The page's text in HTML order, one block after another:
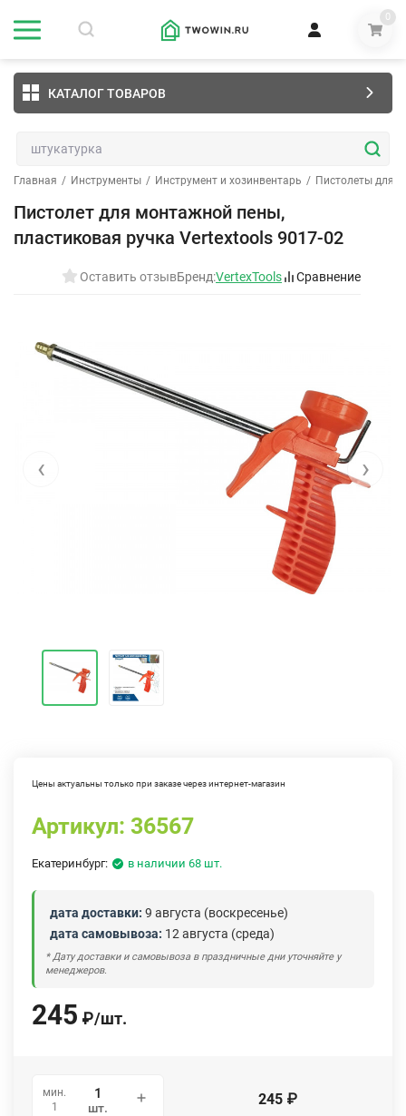
0
КАТАЛОГ ТОВАРОВ
Главная / Инструменты / Инструмент и хозинвентарь / Пистолеты для
Пистолет для монтажной пены,
пластиковая ручка Vertextools 9017-02
Оставить отзывБренд:VertexTools Сравнение
‹ ›
Цены актуальны только при заказе через интернет-магазин
Артикул: 36567
Екатеринбург: в наличии 68 шт.
дата доставки: 9 августа (воскресенье)
дата самовывоза: 12 августа (среда)
* Дату доставки и самовывоза в праздничные дни уточняйте у
менеджеров.
245 ₽/шт.
мин.
1
шт. 245 ₽